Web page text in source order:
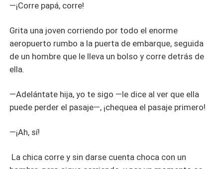
—¡Corre papá, corre!
Grita una joven corriendo por todo el enorme
aeropuerto rumbo a la puerta de embarque, seguida
de un hombre que le lleva un bolso y corre detrás de
ella.
—Adelántate hija, yo te sigo —le dice al ver que ella
puede perder el pasaje—, ¡chequea el pasaje primero!
—¡Ah, sí!
La chica corre y sin darse cuenta choca con un